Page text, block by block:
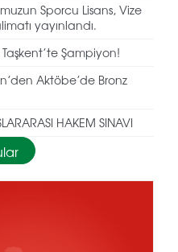
Sporcu Lisans, Vize
yayınlandı.
Şampiyon!
Aktöbe’de Bronz
HAKEM SINAVI